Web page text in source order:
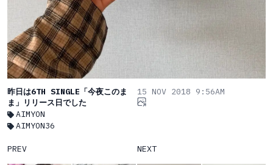
昨日は6TH SINGLE「今夜このま
ま」リリース日でした
AIMYON
AIMYON36
15 NOV 2018 9:56AM
PREV NEXT